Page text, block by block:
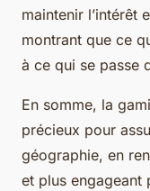
maintenir l’intérêt
montrant que ce
à ce qui se passe
En somme, la
précieux pour
géographie, en
et plus engageant